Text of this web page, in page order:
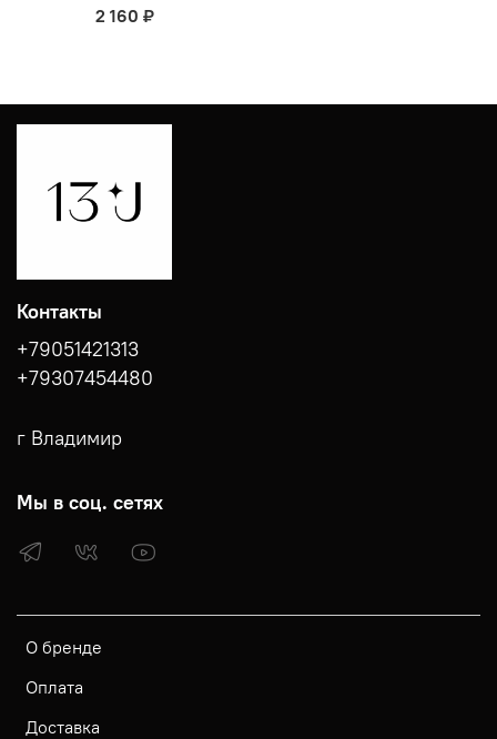
2 160 ₽
О бренде
Оплата
Доставка
Контакты
+79051421313
+79307454480
г Владимир
Мы в соц. сетях